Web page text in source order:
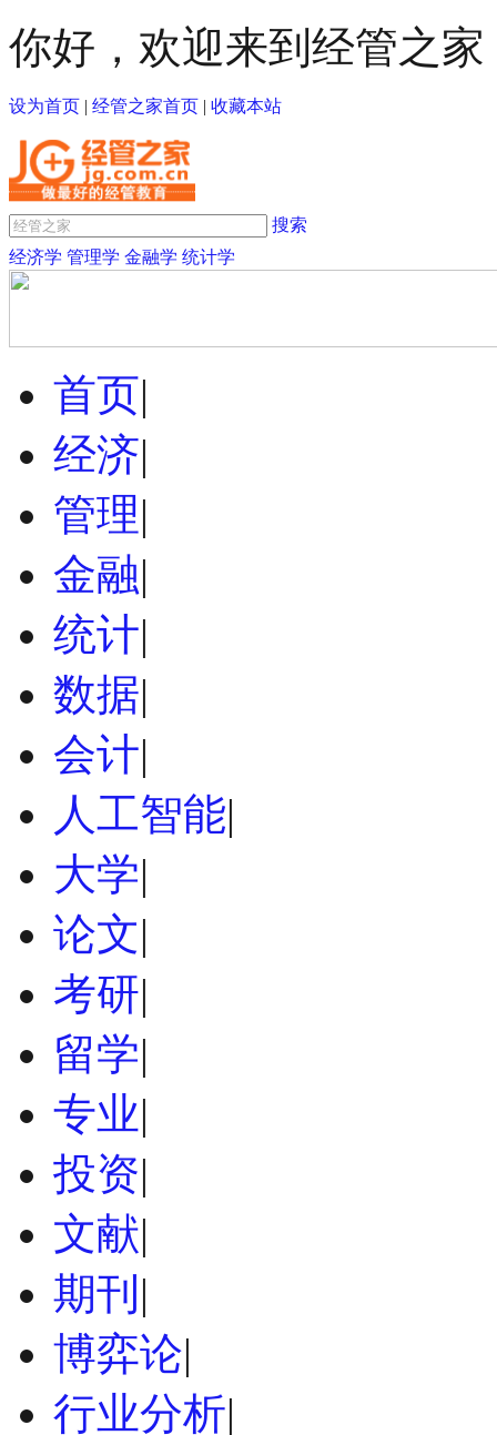
你好，欢迎来到经管之家
设为首页 | 经管之家首页 | 收藏本站
搜索
经济学 管理学 金融学 统计学
首页|
经济|
管理|
金融|
统计|
数据|
会计|
人工智能|
大学|
论文|
考研|
留学|
专业|
投资|
文献|
期刊 |
博弈论|
行业分析|